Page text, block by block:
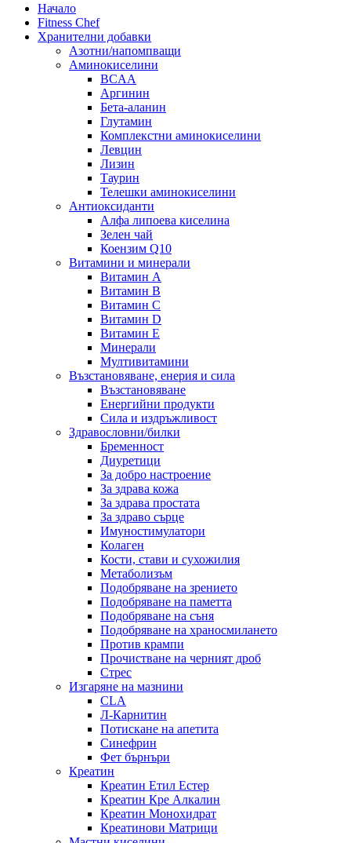
Начало
Fitness Chef
Хранителни добавки
Азотни/напомпващи
Аминокиселини
BCAA
Аргинин
Бета-аланин
Глутамин
Комплекстни аминокиселини
Левцин
Лизин
Таурин
Телешки аминокиселини
Антиоксиданти
Алфа липоева киселина
Зелен чай
Коензим Q10
Витамини и минерали
Витамин А
Витамин B
Витамин C
Витамин D
Витамин E
Минерали
Мултивитамини
Възстановяване, енерия и сила
Възстановяване
Енергийни продукти
Сила и издръжливост
Здравословни/билки
Бременност
Диуретици
За добро настроение
За здрава кожа
За здрава простата
За здраво сърце
Имуностимулатори
Колаген
Кости, стави и сухожилия
Метаболизъм
Подобряване на зрението
Подобряване на паметта
Подобряване на съня
Подобряване на храносмилането
Против крампи
Прочистване на черният дроб
Стрес
Изгаряне на мазнини
CLA
Л-Карнитин
Потискане на апетита
Синефрин
Фет бърнъри
Креатин
Креатин Етил Естер
Креатин Кре Алкалин
Креатин Монохидрат
Креатинови Матрици